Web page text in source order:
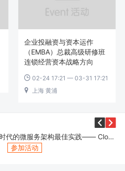
企业投融资与资本运作
（EMBA）总裁高级研修班
连锁经营资本战略方向
 02-24 17:21 — 03-31 17:21
 上海 黄浦

云原生✖️ AI 时代的微服务架构最佳实践—— CloudWeGo 技术沙龙·北京站
参加活动